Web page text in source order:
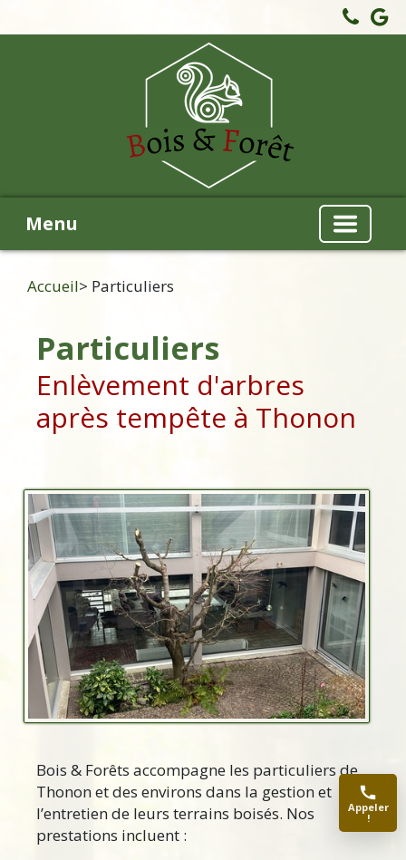
Menu
Accueil> Particuliers
Particuliers
Enlèvement d'arbres
après tempête à Thonon
Bois & Forêts accompagne les particuliers de
Thonon et des environs dans la gestion et
l’entretien de leurs terrains boisés. Nos
prestations incluent :
Appeler
!